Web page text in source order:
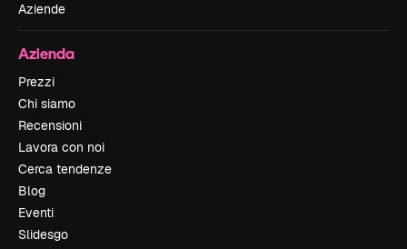
Aziende
Azienda
Prezzi
Chi siamo
Recensioni
Lavora con noi
Cerca tendenze
Blog
Eventi
Slidesgo